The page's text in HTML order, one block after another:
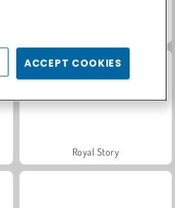
Royal Story
ACCEPT COOKIES